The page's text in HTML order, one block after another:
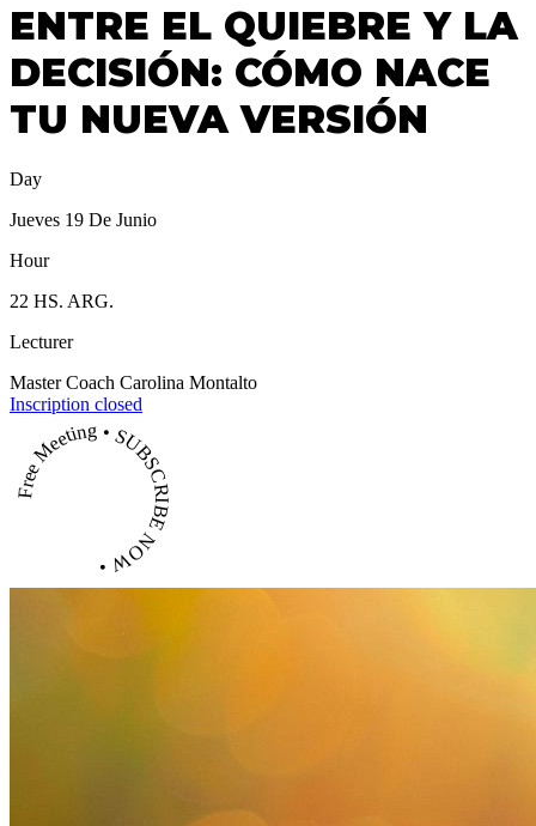
ENTRE EL QUIEBRE Y LA
DECISIÓN: CÓMO NACE
TU NUEVA VERSIÓN
Day
Jueves 19 De Junio
Hour
22 HS. ARG.
Lecturer
Master Coach Carolina Montalto
Inscription closed
Free Meeting • SUBSCRIBE NOW •